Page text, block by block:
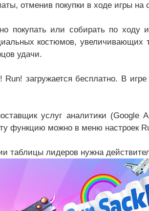
отменив покупки в ходе игры на
покупать или собирать по ходу
костюмов, увеличивающих
удачи.
Run! загружается бесплатно. В
услуг аналитики (Google
функцию можно в меню настроек
таблицы лидеров нужна